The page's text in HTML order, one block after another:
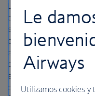
Los equipos de
de los vuelos de
en la medida de lo
pudiera perder su vuelo
esté en sus manos para
de inmigración o
embarcar en su
equipaje llegue al
Le
Airways
Utilizamos cookies y